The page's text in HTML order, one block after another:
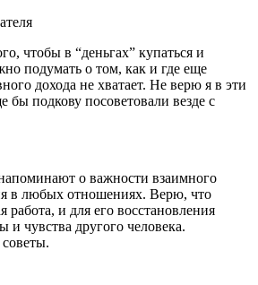
чтобы в “деньгах” купаться и
подумать о том, как и где еще
дохода не хватает. Не верю я в эти
подкову посоветовали везде с
о важности взаимного
в любых отношениях. Верю, что
работа, и для его восстановления
и чувства другого человека.